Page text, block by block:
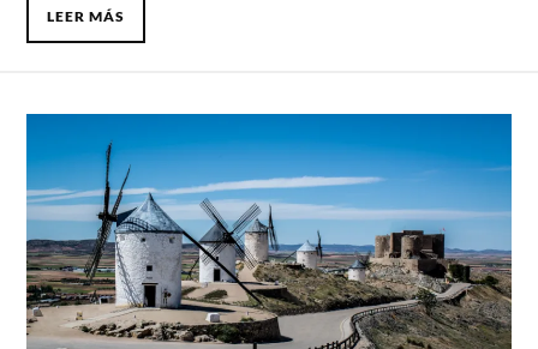
LEER MÁS